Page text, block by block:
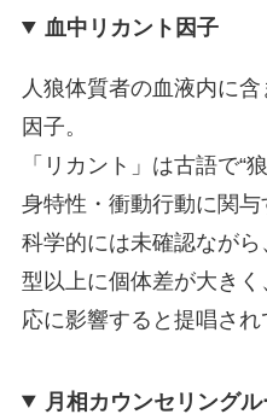
血中リカント因子
人狼体質者の血液内に
因子。
「リカント」は古語で“
身特性・衝動行動に関与
科学的には未確認なが
型以上に個体差が大き
応に影響すると提唱され
月相カウンセリングル